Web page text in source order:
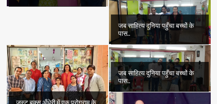
जब साहित्य दुनिया पहुँचा बच्चों के
पास..
जब साहित्य दुनिया पहुँचा बच्चों के
पास..